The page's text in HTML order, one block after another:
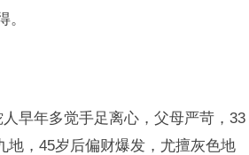
。
早年多觉手足离心，父母严苛，33
地，45岁后偏财爆发，尤擅灰色地